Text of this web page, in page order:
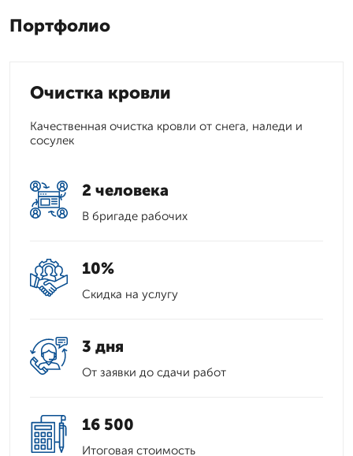
Портфолио
Очистка кровли
Качественная очистка кровли от снега, наледи и
сосулек
2 человека
В бригаде рабочих
10%
Скидка на услугу
3 дня
От заявки до сдачи работ
16 500
Итоговая стоимость